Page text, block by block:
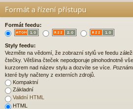
Formát a řízení přístupu
Formát feedu:
Styly feedu:
Vezměte na vědomí, že zobrazní stylů ve feedu
čtečky. Většina čteček nepodporuje plnohodnotně
kurzorem nad název stylu a dozvíte se více.
které byly načteny z externích zdrojů.
Kompaktní
Základní
Validní HTML
HTML